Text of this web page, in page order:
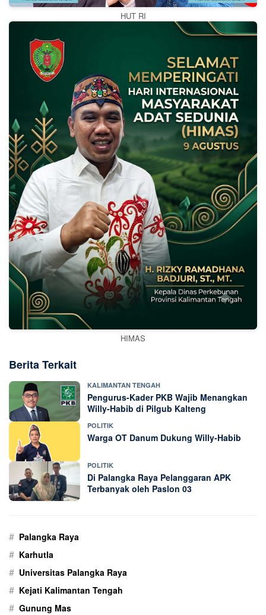
HUT RI
HIMAS
Berita Terkait
KALIMANTAN TENGAH
Pengurus-Kader PKB Wajib Menangkan
Willy-Habib di Pilgub Kalteng
POLITIK
Warga OT Danum Dukung Willy-Habib
POLITIK
Di Palangka Raya Pelanggaran APK
Terbanyak oleh Paslon 03
# Palangka Raya
# Karhutla
# Universitas Palangka Raya
# Kejati Kalimantan Tengah
# Gunung Mas